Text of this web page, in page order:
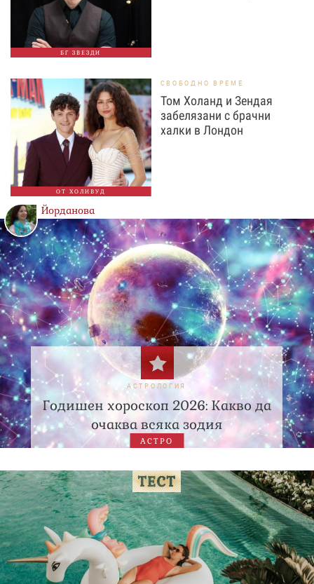
БГ ЗВЕЗДИ
ОТ ХОЛИВУД
СВОБОДНО ВРЕМЕ
Том Холанд и Зендая
забелязани с брачни
халки в Лондон
Йорданова
АСТРОЛОГИЯ
Годишен хороскоп 2026: Какво да
очаква всяка зодия
АСТРО